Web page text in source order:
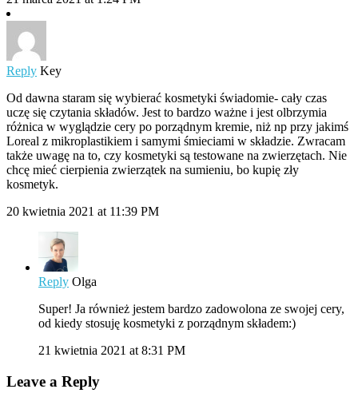
Reply Key
Od dawna staram się wybierać kosmetyki świadomie- cały czas
uczę się czytania składów. Jest to bardzo ważne i jest olbrzymia
różnica w wyglądzie cery po porządnym kremie, niż np przy jakimś
Loreal z mikroplastikiem i samymi śmieciami w składzie. Zwracam
także uwagę na to, czy kosmetyki są testowane na zwierzętach. Nie
chcę mieć cierpienia zwierzątek na sumieniu, bo kupię zły
kosmetyk.
20 kwietnia 2021 at 11:39 PM
Reply Olga
Super! Ja również jestem bardzo zadowolona ze swojej cery,
od kiedy stosuję kosmetyki z porządnym składem:)
21 kwietnia 2021 at 8:31 PM
Leave a Reply